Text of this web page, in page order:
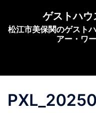
ゲストハ
松江市美保関のゲスト
アー・ワ